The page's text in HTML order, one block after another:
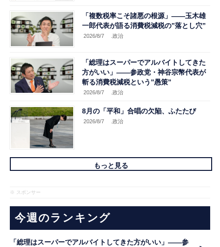
「複数税率こそ諸悪の根源」――玉木雄
一郎代表が語る消費税減税の”落とし穴”
2026/8/7 .政治
「総理はスーパーでアルバイトしてきた
方がいい」――参政党・神谷宗幣代表が
斬る消費税減税という”愚策”
2026/8/7 .政治
8月の「平和」合唱の欠陥、ふたたび
2026/8/7 .政治
もっと見る
※ スポンサー
今週のランキング
「総理はスーパーでアルバイトしてきた方がいい」――参